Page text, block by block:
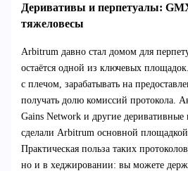
Деривативы и перпетуалы:
тяжеловесы
Arbitrum давно стал домом для
остаётся одной из ключевых
с плечом, зарабатывать на
получать долю комиссий протокола.
Gains Network и другие деривативные
сделали Arbitrum основной площадкой
Практическая польза таких
но и в хеджировании: вы можете